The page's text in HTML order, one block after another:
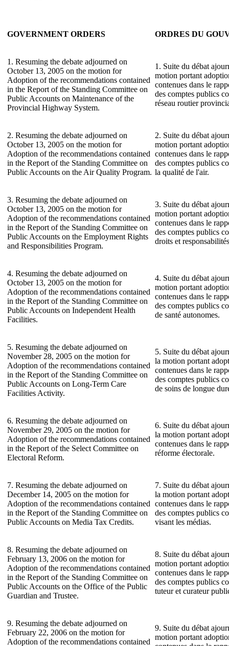
GOVERNMENT ORDERS ORDRES DU
1. Resuming the debate adjourned on
October 13, 2005 on the motion for
Adoption of the recommendations contained
in the Report of the Standing Committee on
Public Accounts on Maintenance of the
Provincial Highway System.
1. Suite du débat
motion portant
contenues dans le
des comptes publics
réseau routier
2. Resuming the debate adjourned on
October 13, 2005 on the motion for
Adoption of the recommendations contained
in the Report of the Standing Committee on
Public Accounts on the Air Quality Program.
2. Suite du débat
motion portant
contenues dans le
des comptes publics
la qualité de l'air.
3. Resuming the debate adjourned on
October 13, 2005 on the motion for
Adoption of the recommendations contained
in the Report of the Standing Committee on
Public Accounts on the Employment Rights
and Responsibilities Program.
3. Suite du débat
motion portant
contenues dans le
des comptes publics
droits et
4. Resuming the debate adjourned on
October 13, 2005 on the motion for
Adoption of the recommendations contained
in the Report of the Standing Committee on
Public Accounts on Independent Health
Facilities.
4. Suite du débat
motion portant
contenues dans le
des comptes publics
de santé autonomes.
5. Resuming the debate adjourned on
November 28, 2005 on the motion for
Adoption of the recommendations contained
in the Report of the Standing Committee on
Public Accounts on Long-Term Care
Facilities Activity.
5. Suite du débat
la motion portant
contenues dans le
des comptes publics
de soins de longue
6. Resuming the debate adjourned on
November 29, 2005 on the motion for
Adoption of the recommendations contained
in the Report of the Select Committee on
Electoral Reform.
6. Suite du débat
la motion portant
contenues dans le
réforme électorale.
7. Resuming the debate adjourned on
December 14, 2005 on the motion for
Adoption of the recommendations contained
in the Report of the Standing Committee on
Public Accounts on Media Tax Credits.
7. Suite du débat
la motion portant
contenues dans le
des comptes publics
visant les médias.
8. Resuming the debate adjourned on
February 13, 2006 on the motion for
Adoption of the recommendations contained
in the Report of the Standing Committee on
Public Accounts on the Office of the Public
Guardian and Trustee.
8. Suite du débat
motion portant
contenues dans le
des comptes publics
tuteur et curateur
9. Resuming the debate adjourned on
February 22, 2006 on the motion for
Adoption of the recommendations contained
9. Suite du débat
motion portant